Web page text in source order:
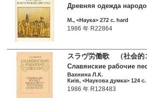
Древняя одежда
М., <Наука> 272 c. hard
1986 年 R22864
スラヴ労働歌 （社会的
Славянские рабочие
Вахнина Л.К.
Київ, <Наукова думка> 124
1986 年 R128483